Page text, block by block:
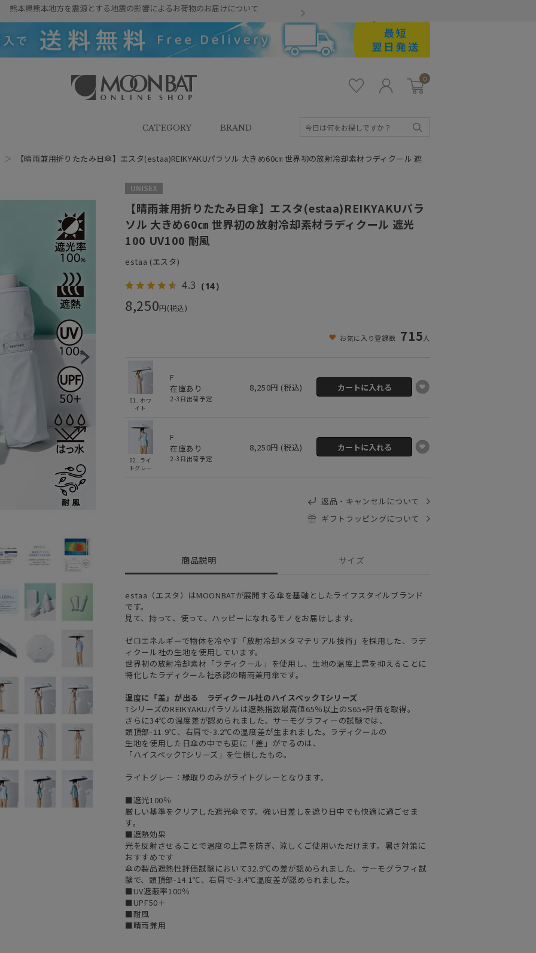
熊本県熊本地方を震源とする地震の影響によるお荷物のお届けについて
SHOP（ムーンバットオンラインシ
イ
ン
0
CATEGORY BRAND
＞ 【晴雨兼用折りたたみ日傘】エスタ(estaa)REIKYAKUパラソル 大きめ60㎝ 世界初の放射冷却素材ラディクール 遮
【晴雨兼用折りたたみ日傘】エスタ(estaa)REIKYAKUパラ
ソル 大きめ60㎝ 世界初の放射冷却素材ラディクール 遮光
100 UV100 耐風
estaa (エスタ)
4.3 （14）
8,250円(税込)
お気に入り登録数 715人
01. ホワ
イト
F
在庫あり
2-3日出荷予定
8,250円 (税込)
02. ライ
トグレー
F
在庫あり
2-3日出荷予定
8,250円 (税込)
返品・キャンセルについて
ギフトラッピングについて
商品説明 サイズ
estaa（エスタ）はMOONBATが展開する傘を基軸としたライフスタイルブランド
です。
見て、持って、使って、ハッピーになれるモノをお届けします。
ゼロエネルギーで物体を冷やす「放射冷却メタマテリアル技術」を採用した、ラデ
ィクール社の生地を使用しています。
世界初の放射冷却素材「ラディクール」を使用し、生地の温度上昇を抑えることに
特化したラディクール社承認の晴雨兼用傘です。
温度に「差」が出る ラディクール社のハイスペックTシリーズ
TシリーズのREIKYAKUパラソルは遮熱指数最高値65％以上のS65+評価を取得。
さらに34℃の温度差が認められました。サーモグラフィーの試験では、
頭頂部-11.9℃、右肩で-3.2℃の温度差が生まれました。ラディクールの
生地を使用した日傘の中でも更に「差」がでるのは、
「ハイスペックTシリーズ」を仕様したもの。
ライトグレー：縁取りのみがライトグレーとなります。
■遮光100％
厳しい基準をクリアした遮光傘です。強い日差しを遮り日中でも快適に過ごせま
す。
■遮熱効果
光を反射させることで温度の上昇を防ぎ、涼しくご使用いただけます。暑さ対策に
おすすめです
傘の製品遮熱性評価試験において32.9℃の差が認められました。サーモグラフィ試
験で、頭頂部-14.1℃、右肩で-3.4℃温度差が認められました。
■UV遮蔽率100％
■UPF50＋
■耐風
■晴雨兼用